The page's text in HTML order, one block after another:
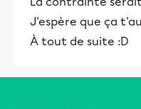
J'espère que ça
À tout de suite :D